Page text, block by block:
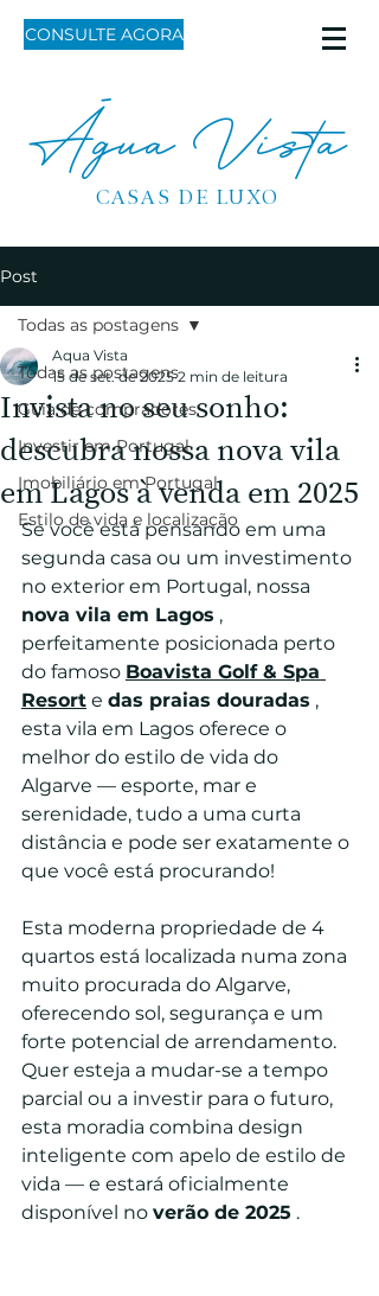
CONSULTE AGORA
Água Vista
CASAS DE LUXO
Post
Todas as postagens
Guia de compradores
Investir em Portugal
Imobiliário em Portugal
Estilo de vida e localização
Todas as postagens
Invista no seu sonho:
descubra nossa nova vila
em Lagos à venda em 2025
Aqua Vista
15 de set. de 2025 2 min de leitura
Se você está pensando em uma
segunda casa ou um investimento
no exterior em Portugal, nossa
nova vila em Lagos ,
perfeitamente posicionada perto
do famoso Boavista Golf & Spa
Resort e das praias douradas ,
esta vila em Lagos oferece o
melhor do estilo de vida do
Algarve — esporte, mar e
serenidade, tudo a uma curta
distância e pode ser exatamente o
que você está procurando!
Esta moderna propriedade de 4
quartos está localizada numa zona
muito procurada do Algarve,
oferecendo sol, segurança e um
forte potencial de arrendamento.
Quer esteja a mudar-se a tempo
parcial ou a investir para o futuro,
esta moradia combina design
inteligente com apelo de estilo de
vida — e estará oficialmente
disponível no verão de 2025 .